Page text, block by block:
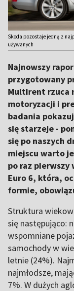
Skoda pozostaje jedną z
używanych
Najnowszy
przygotowany
Multirent rzuca
motoryzacji i
badania
się starzeje -
się po naszych
miejscu warto
po raz pierwszy
Euro 6, która,
formie,
Struktura
się następująco:
wspomniane
samochody w
letnie (24%).
najmłodsze,
7%. W dużych